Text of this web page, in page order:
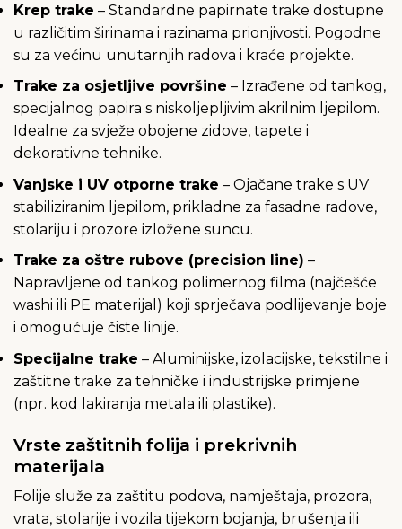
Krep trake – Standardne papirnate trake dostupne
u različitim širinama i razinama prionjivosti. Pogodne
su za većinu unutarnjih radova i kraće projekte.
Trake za osjetljive površine – Izrađene od tankog,
specijalnog papira s niskoljepljivim akrilnim ljepilom.
Idealne za svježe obojene zidove, tapete i
dekorativne tehnike.
Vanjske i UV otporne trake – Ojačane trake s UV
stabiliziranim ljepilom, prikladne za fasadne radove,
stolariju i prozore izložene suncu.
Trake za oštre rubove (precision line) –
Napravljene od tankog polimernog filma (najčešće
washi ili PE materijal) koji sprječava podlijevanje boje
i omogućuje čiste linije.
Specijalne trake – Aluminijske, izolacijske, tekstilne i
zaštitne trake za tehničke i industrijske primjene
(npr. kod lakiranja metala ili plastike).
Vrste zaštitnih folija i prekrivnih
materijala
Folije služe za zaštitu podova, namještaja, prozora,
vrata, stolarije i vozila tijekom bojanja, brušenja ili